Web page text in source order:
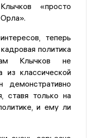
«просто
теперь
политика
Клычков не
из классической
демонстративно
ставя только на
и ему ли